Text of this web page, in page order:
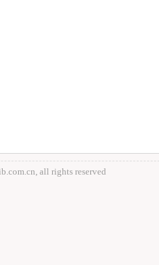
all rights reserved